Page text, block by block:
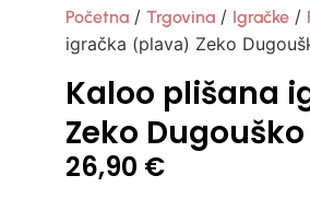
Početna / Trgovina / Igračke /
igračka (plava) Zeko
Kaloo plišana
Zeko
26,90 €